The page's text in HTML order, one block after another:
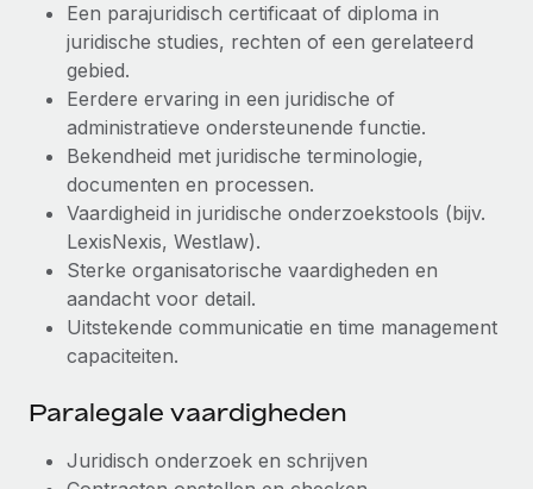
Een parajuridisch certificaat of diploma in
juridische studies, rechten of een gerelateerd
gebied.
Eerdere ervaring in een juridische of
administratieve ondersteunende functie.
Bekendheid met juridische terminologie,
documenten en processen.
Vaardigheid in juridische onderzoekstools (bijv.
LexisNexis, Westlaw).
Sterke organisatorische vaardigheden en
aandacht voor detail.
Uitstekende communicatie en time management
capaciteiten.
Paralegale vaardigheden
Juridisch onderzoek en schrijven